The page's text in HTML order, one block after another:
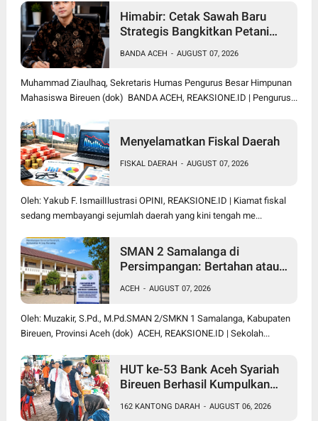
Himabir: Cetak Sawah Baru
Strategis Bangkitkan Petani
BANDA ACEH - AUGUST 07, 2026
Muhammad Ziaulhaq, Sekretaris Humas Pengurus Besar Himpunan
Mahasiswa Bireuen (dok) BANDA ACEH, REAKSIONE.ID | Pengurus...
Menyelamatkan Fiskal Daerah
FISKAL DAERAH - AUGUST 07, 2026
Oleh: Yakub F. IsmailIlustrasi OPINI, REAKSIONE.ID | Kiamat fiskal
sedang membayangi sejumlah daerah yang kini tengah me...
SMAN 2 Samalanga di
Persimpangan: Bertahan atau
ACEH - AUGUST 07, 2026
Oleh: Muzakir, S.Pd., M.Pd.SMAN 2/SMKN 1 Samalanga, Kabupaten
Bireuen, Provinsi Aceh (dok) ACEH, REAKSIONE.ID | Sekolah...
HUT ke-53 Bank Aceh Syariah
Bireuen Berhasil Kumpulkan
162 KANTONG DARAH - AUGUST 06, 2026